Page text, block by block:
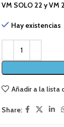
VM SOLO 22 y VM
Hay existencias
Añadir a la lista
Share: